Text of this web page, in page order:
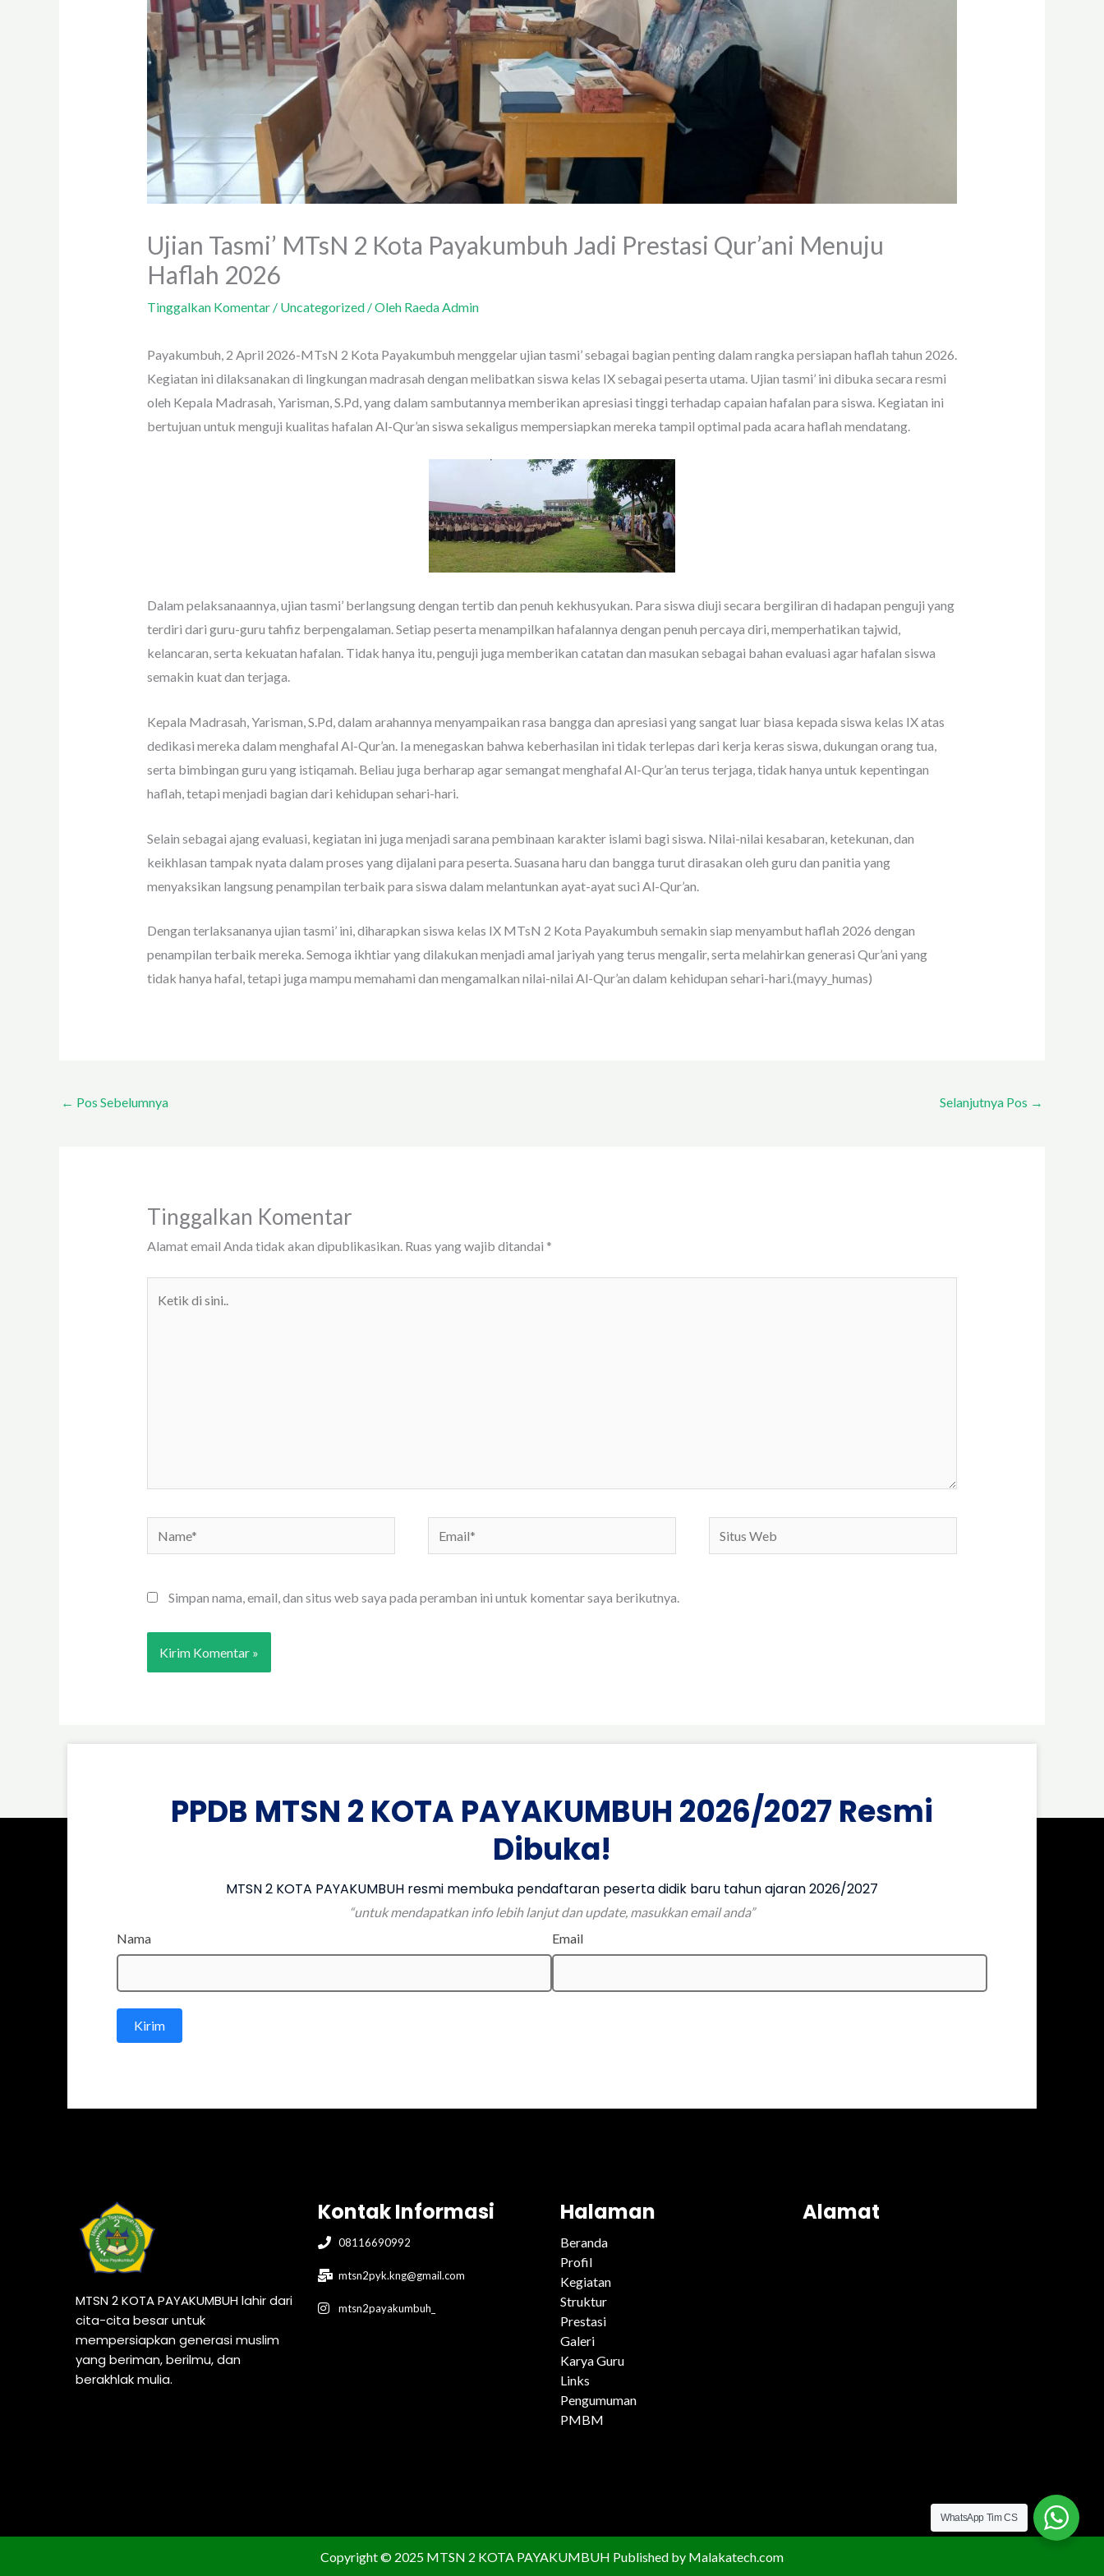
Ujian Tasmi’ MTsN 2 Kota Payakumbuh Jadi Prestasi Qur’ani Menuju
Haflah 2026
Tinggalkan Komentar / Uncategorized/ Oleh Raeda Admin
Payakumbuh, 2 April 2026-MTsN 2 Kota Payakumbuh menggelar ujian tasmi’ sebagai bagian penting dalam rangka persiapan haflah tahun 2026.
Kegiatan ini dilaksanakan di lingkungan madrasah dengan melibatkan siswa kelas IX sebagai peserta utama. Ujian tasmi’ ini dibuka secara resmi
oleh Kepala Madrasah, Yarisman, S.Pd, yang dalam sambutannya memberikan apresiasi tinggi terhadap capaian hafalan para siswa. Kegiatan ini
bertujuan untuk menguji kualitas hafalan Al-Qur’an siswa sekaligus mempersiapkan mereka tampil optimal pada acara haflah mendatang.
Dalam pelaksanaannya, ujian tasmi’ berlangsung dengan tertib dan penuh kekhusyukan. Para siswa diuji secara bergiliran di hadapan penguji yang
terdiri dari guru-guru tahfiz berpengalaman. Setiap peserta menampilkan hafalannya dengan penuh percaya diri, memperhatikan tajwid,
kelancaran, serta kekuatan hafalan. Tidak hanya itu, penguji juga memberikan catatan dan masukan sebagai bahan evaluasi agar hafalan siswa
semakin kuat dan terjaga.
Kepala Madrasah, Yarisman, S.Pd, dalam arahannya menyampaikan rasa bangga dan apresiasi yang sangat luar biasa kepada siswa kelas IX atas
dedikasi mereka dalam menghafal Al-Qur’an. Ia menegaskan bahwa keberhasilan ini tidak terlepas dari kerja keras siswa, dukungan orang tua,
serta bimbingan guru yang istiqamah. Beliau juga berharap agar semangat menghafal Al-Qur’an terus terjaga, tidak hanya untuk kepentingan
haflah, tetapi menjadi bagian dari kehidupan sehari-hari.
Selain sebagai ajang evaluasi, kegiatan ini juga menjadi sarana pembinaan karakter islami bagi siswa. Nilai-nilai kesabaran, ketekunan, dan
keikhlasan tampak nyata dalam proses yang dijalani para peserta. Suasana haru dan bangga turut dirasakan oleh guru dan panitia yang
menyaksikan langsung penampilan terbaik para siswa dalam melantunkan ayat-ayat suci Al-Qur’an.
Dengan terlaksananya ujian tasmi’ ini, diharapkan siswa kelas IX MTsN 2 Kota Payakumbuh semakin siap menyambut haflah 2026 dengan
penampilan terbaik mereka. Semoga ikhtiar yang dilakukan menjadi amal jariyah yang terus mengalir, serta melahirkan generasi Qur’ani yang
tidak hanya hafal, tetapi juga mampu memahami dan mengamalkan nilai-nilai Al-Qur’an dalam kehidupan sehari-hari.(mayy_humas)
← Pos Sebelumnya Selanjutnya Pos →
Tinggalkan Komentar
Alamat email Anda tidak akan dipublikasikan. Ruas yang wajib ditandai *
Name* Email*
Situs
Web
Simpan nama, email, dan situs web saya pada peramban ini untuk komentar saya berikutnya.
PPDB MTSN 2 KOTA PAYAKUMBUH 2026/2027 Resmi
Dibuka!
MTSN 2 KOTA PAYAKUMBUH resmi membuka pendaftaran peserta didik baru tahun ajaran 2026/2027
“untuk mendapatkan info lebih lanjut dan update, masukkan email anda”
Nama
Email
Kirim
MTSN 2 KOTA PAYAKUMBUH lahir dari
cita-cita besar untuk
mempersiapkan generasi muslim
yang beriman, berilmu, dan
berakhlak mulia.
Kontak Informasi
08116690992
mtsn2pyk.kng@gmail.com
mtsn2payakumbuh_
Halaman
Beranda
Profil
Kegiatan
Struktur
Prestasi
Galeri
Karya Guru
Links
Pengumuman
PMBM
Alamat
Copyright © 2025 MTSN 2 KOTA PAYAKUMBUH Published by Malakatech.com
WhatsApp Tim CS